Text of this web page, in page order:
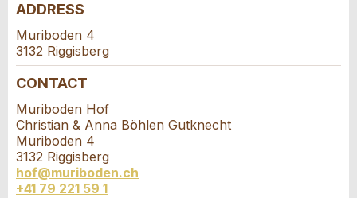
Report ad
Your feedback is greatly appreciated!
General Feedback
Ad is outdated
Ad is incomplete
Recommend the ad
Recommend this ad to friends.
Reservation
Number of participants *:
First name / Last name *:
ADDRESS
Muriboden 4
3132 Riggisberg
CONTACT
Muriboden Hof
Christian & Anna Böhlen Gutknecht
Muriboden 4
3132 Riggisberg
hof@muriboden.ch
+41 79 221 59 1